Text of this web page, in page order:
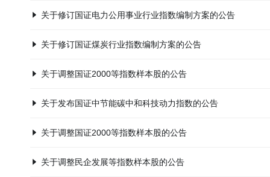
关于修订国证电力公用事业行业指数编制方案的公告
关于修订国证煤炭行业指数编制方案的公告
关于调整国证2000等指数样本股的公告
关于发布国证中节能碳中和科技动力指数的公告
关于调整国证2000等指数样本股的公告
关于调整民企发展等指数样本股的公告